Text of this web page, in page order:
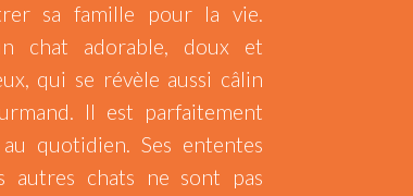
sa famille pour la vie.
chat adorable, doux et
qui se révèle aussi câlin
Il est parfaitement
quotidien. Ses ententes
autres chats ne sont pas